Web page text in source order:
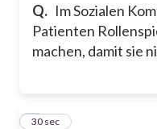
Q. Im Sozialen
Patienten
machen, damit sie
3
30 sec